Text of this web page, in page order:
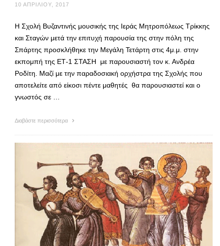
10 ΑΠΡΙΛΊΟΥ, 2017
Η Σχολή Βυζαντινής μουσικής της Ιεράς Μητροπόλεως Τρίκκης
και Σταγών μετά την επιτυχή παρουσία της στην πόλη της
Σπάρτης προσκλήθηκε την Μεγάλη Τετάρτη στις 4μ.μ. στην
εκπομπή της ΕΤ-1 ΣΤΑΣΗ με παρουσιαστή τον κ. Ανδρέα
Ροδίτη. Μαζί με την παραδοσιακή ορχήστρα της Σχολής που
αποτελείτε από είκοσι πέντε μαθητές θα παρουσιαστεί και ο
γνωστός σε …
Διαβάστε περισσότερα